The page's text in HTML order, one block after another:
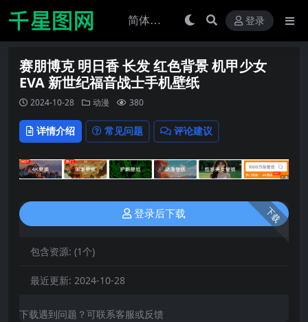
登录
赛朋博克 明日香 长发 红色背景 机甲少女
EVA 新世纪福音战士手机壁纸
2024-10-28 动漫 380
详情介绍 常见问题 评论建议
下载
登录后下载
包含资源: (1个)
最近更新: 2024-10-28
下载遇到问题？可联系客服或反馈